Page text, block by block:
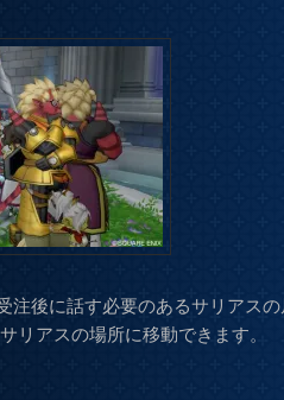
注後に話す必要のあるサリアス
リアスの場所に移動できます。